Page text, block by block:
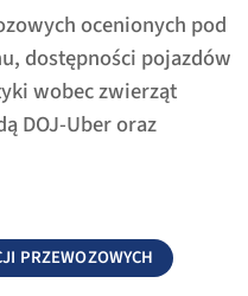
ocenionych pod
dostępności pojazdów
wobec zwierząt
DOJ-Uber oraz
PRZEWOZOWYCH